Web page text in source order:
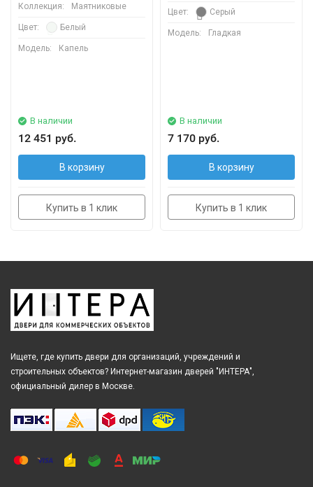
Коллекция: Маятниковые
Цвет: Белый
Модель: Капель
В наличии
12 451 руб.
В корзину
Купить в 1 клик
Цвет: Серый
Модель: Гладкая
В наличии
7 170 руб.
В корзину
Купить в 1 клик
Ищете, где купить двери для организаций, учреждений и
строительных объектов? Интернет-магазин дверей "ИНТЕРА",
официальный дилер в Москве.